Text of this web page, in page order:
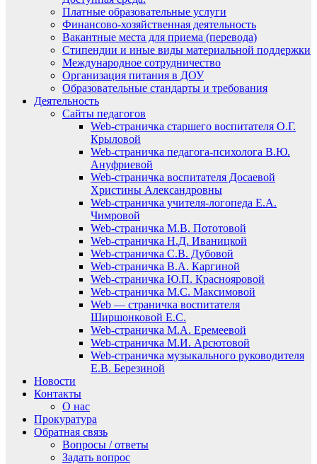
Платные образовательные услуги
Финансово-хозяйственная деятельность
Вакантные места для приема (перевода)
Стипендии и иные виды материальной поддержки
Международное сотрудничество
Организация питания в ДОУ
Образовательные стандарты и требования
Деятельность
Сайты педагогов
Web-страничка старшего воспитателя О.Г.
Крыловой
Web-страничка педагога-психолога В.Ю.
Ануфриевой
Web-страничка воспитателя Досаевой
Христины Александровны
Web-страничка учителя-логопеда Е.А.
Чимровой
Web-страничка М.В. Пототовой
Web-страничка Н.Д. Иваницкой
Web-страничка С.В. Дубовой
Web-страничка В.А. Каргиной
Web-страничка Ю.П. Краснояровой
Web-страничка М.С. Максимовой
Web — страничка воспитателя
Ширшонковой Е.С.
Web-страничка М.А. Еремеевой
Web-страничка М.И. Арсютовой
Web-страничка музыкального руководителя
Е.В. Березиной
Новости
Контакты
О нас
Прокуратура
Обратная связь
Вопросы / ответы
Задать вопрос